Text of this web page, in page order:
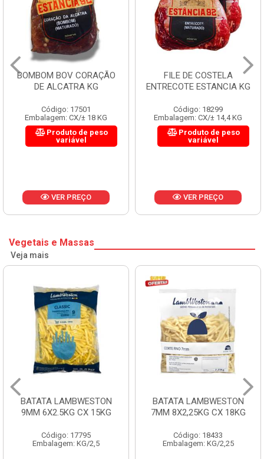
BOMBOM BOV CORAÇÃO
DE ALCATRA KG
Código: 17501
Embalagem: CX/± 18 KG
Produto de peso
variável
VER PREÇO
FILE DE COSTELA
ENTRECOTE ESTANCIA KG
Código: 18299
Embalagem: CX/± 14,4 KG
Produto de peso
variável
VER PREÇO
Vegetais e Massas
Veja mais
BATATA LAMBWESTON
9MM 6X2.5KG CX 15KG
Código: 17795
Embalagem: KG/2,5
BATATA LAMBWESTON
7MM 8X2,25KG CX 18KG
Código: 18433
Embalagem: KG/2,25